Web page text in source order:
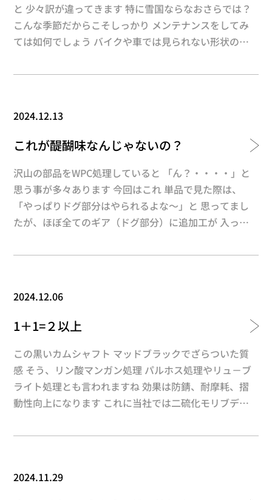
はないんです 同じ６気筒なら圧倒的にRB26の依頼が多
いんです 既にRBは部品コストも上がってきており 乗り
続ける事も困難とか・・・ そのうち1J/2Jも同じ道をた
ッシュになり 新品ならロングライフ化になります 名機
と 少々訳が違ってきます 特に雪国ならなおさらでは？
こんな季節だからこそしっかり メンテナンスをしてみ
ては如何でしょう バイクや車では見られない形状のギ
です まさにタイトル通り寒い時期にメンテナンスでし
常摩耗に移行 低抵抗且つ高耐久（ロングライフ）なギ
アとなります 乗れない（乗らない）時期は1ランク上の
メンテナンス を行い、来るシーズンに備えてみては如
何でしょうか？
2024.12.13
これが醍醐味なんじゃないの？
沢山の部品をWPC処理していると 「ん？・・・・」と
思う事が多々あります 今回はこれ 単品で見た際は、
「やっぱりドグ部分はやられるよな～」と 思ってまし
たが、ほぼ全てのギア（ドグ部分）に追加工が 入って
WPC処理で強化を目的とされています WPC処理して追
処理で強化！ こう言う試行錯誤がカスタムの醍醐味っ
てやつでは？ ここまで加工を入れるとミッションフィ
ン、コンロッドの軽量化、ミッションの面取りなど 追
加工後のＷＰＣ処理は部品強化の最終工程として役に立
ちます ギリギリまで追加工を詰めたら是非WPC処理で
強化しましょう！！
2024.12.06
1＋1=２以上
この黒いカムシャフト マッドブラックでざらついた質
感 そう、リン酸マンガン処理 パルホス処理やリュ－ブ
ライト処理とも言われますね 効果は防錆、耐摩耗、摺
動性向上になります これに当社では二硫化モリブデン
んな感じに仕上がります リン酸マンガン処理の上に二
ョットと なる為、特に高温高回転域でその効果が継続 2
2024.11.29